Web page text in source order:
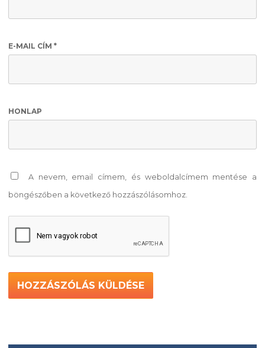
E-MAIL CÍM *
HONLAP
A nevem, email címem, és weboldalcímem mentése a
böngészőben a következő hozzászólásomhoz.